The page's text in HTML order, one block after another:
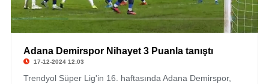
Adana Demirspor Nihayet 3 Puanla tanıştı
17-12-2024 12:03
Trendyol Süper Lig'in 16. haftasında Adana Demirspor,